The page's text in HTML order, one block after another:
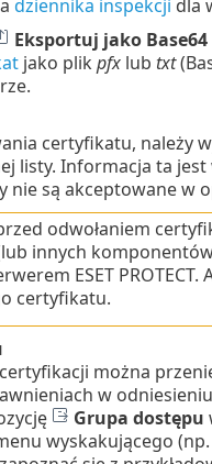
dziennika inspekcji dla
Eksportuj jako Base64
jako plik pfxlub txt
certyfikatu, należy
listy. Informacja ta jest
nie są akceptowane w
odwołaniem
innych
ESET
certyfikatu.
można
w
Grupa dostępu
wyskakującego